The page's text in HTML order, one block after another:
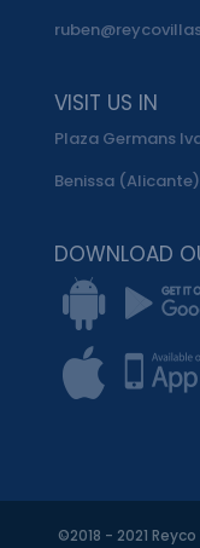
VISIT US IN
Plaza Germans
Benissa (Alicante)
DOWNLOAD
©2018 - 2021